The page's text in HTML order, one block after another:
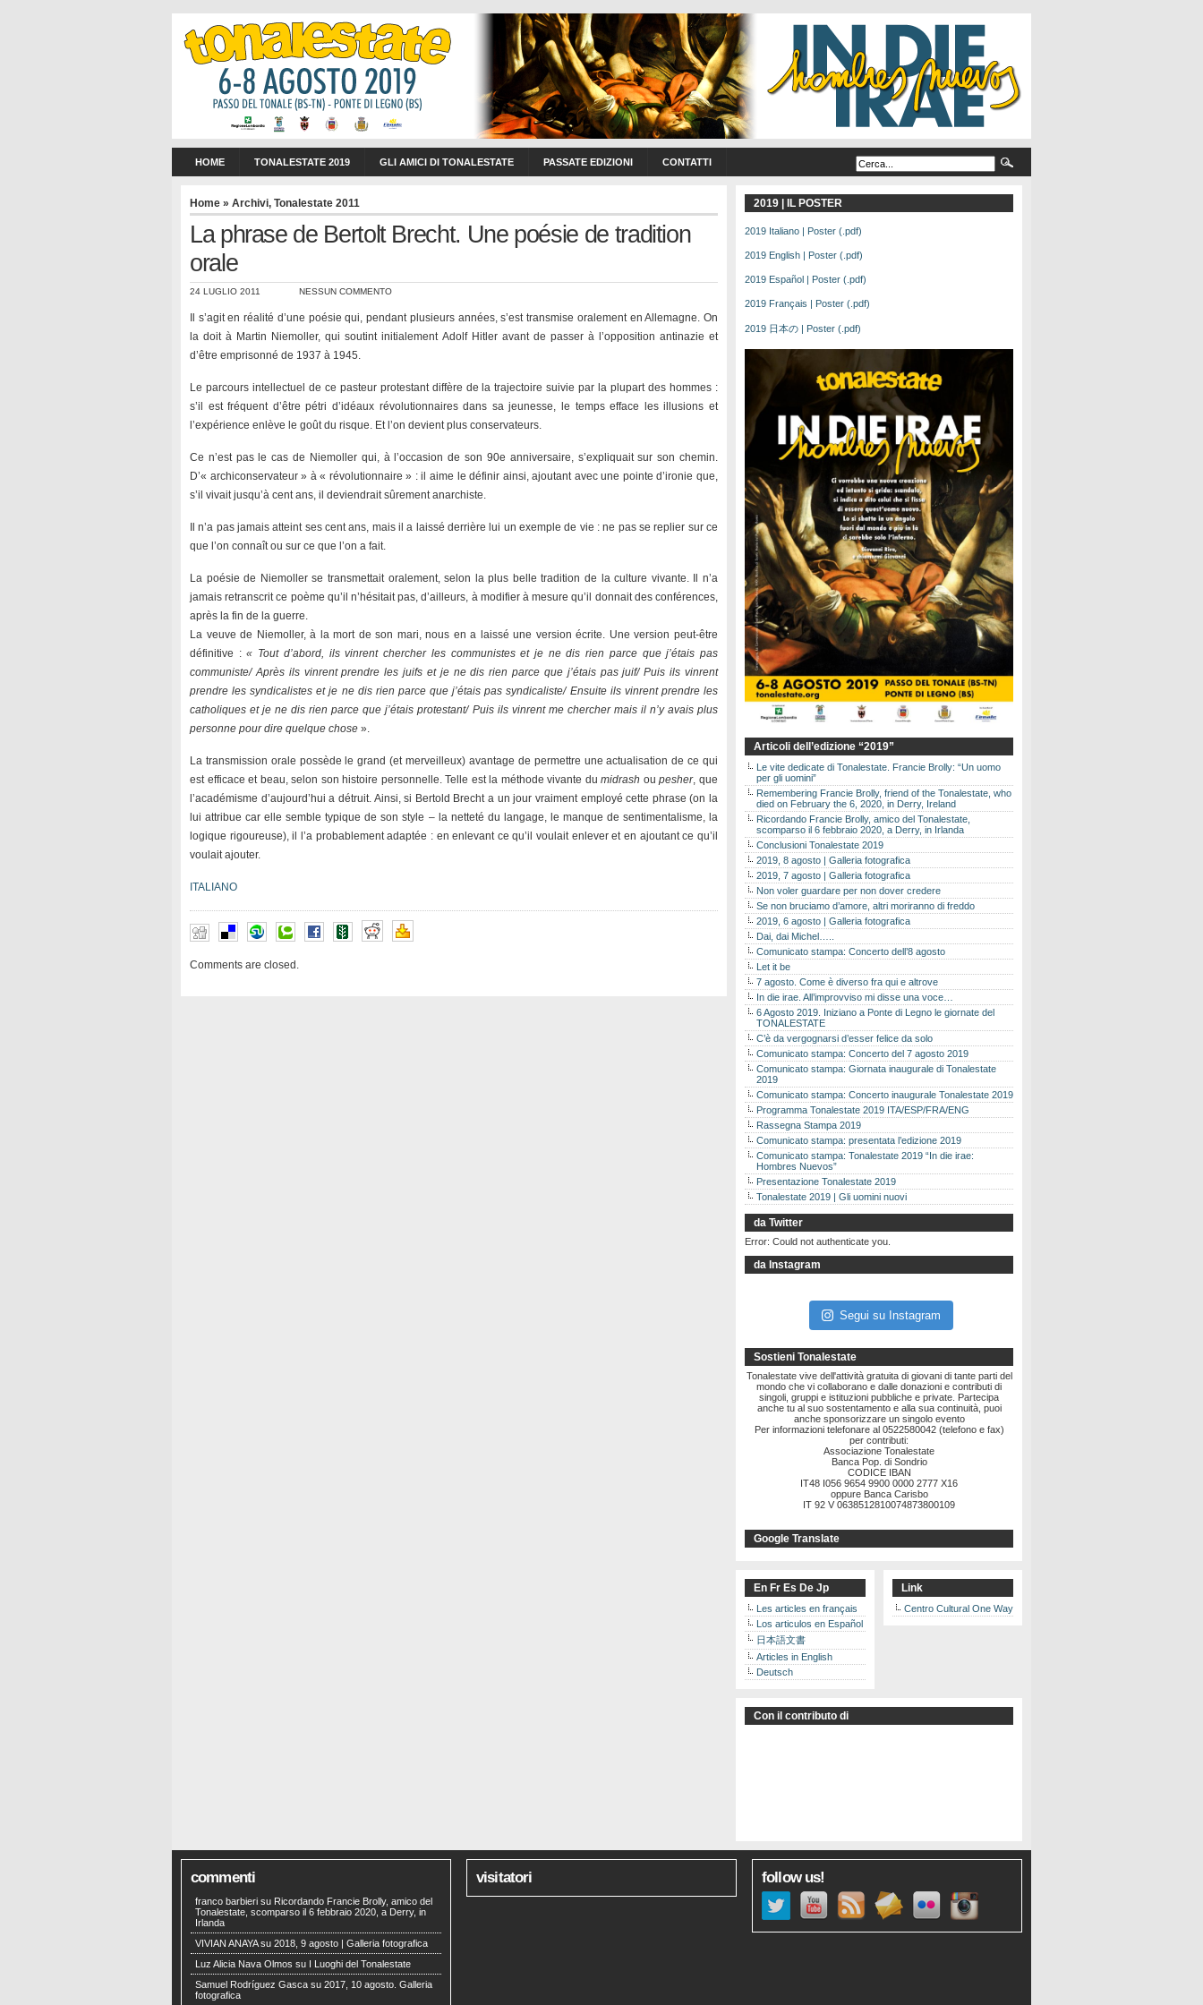
HOME TONALESTATE 2019 GLI AMICI DI TONALESTATE PASSATE EDIZIONI CONTATTI
Home » Archivi, Tonalestate 2011
La phrase de Bertolt Brecht. Une poésie de tradition
orale
24 LUGLIO 2011 NESSUN COMMENTO
Il s’agit en réalité d’une poésie qui, pendant plusieurs années, s’est transmise oralement en Allemagne. On
la doit à Martin Niemoller, qui soutint initialement Adolf Hitler avant de passer à l’opposition antinazie et
d’être emprisonné de 1937 à 1945.
Le parcours intellectuel de ce pasteur protestant diffère de la trajectoire suivie par la plupart des hommes :
s’il est fréquent d’être pétri d’idéaux révolutionnaires dans sa jeunesse, le temps efface les illusions et
l’expérience enlève le goût du risque. Et l’on devient plus conservateurs.
Ce n’est pas le cas de Niemoller qui, à l’occasion de son 90e anniversaire, s’expliquait sur son chemin.
D’« archiconservateur » à « révolutionnaire » : il aime le définir ainsi, ajoutant avec une pointe d’ironie que,
s’il vivait jusqu’à cent ans, il deviendrait sûrement anarchiste.
Il n’a pas jamais atteint ses cent ans, mais il a laissé derrière lui un exemple de vie : ne pas se replier sur ce
que l’on connaît ou sur ce que l’on a fait.
La poésie de Niemoller se transmettait oralement, selon la plus belle tradition de la culture vivante. Il n’a
jamais retranscrit ce poème qu’il n’hésitait pas, d’ailleurs, à modifier à mesure qu’il donnait des conférences,
après la fin de la guerre.
La veuve de Niemoller, à la mort de son mari, nous en a laissé une version écrite. Une version peut-être
définitive :« Tout d’abord, ils vinrent chercher les communistes et je ne dis rien parce que j’étais pas
communiste/ Après ils vinrent prendre les juifs et je ne dis rien parce que j’étais pas juif/ Puis ils vinrent
prendre les syndicalistes et je ne dis rien parce que j’étais pas syndicaliste/ Ensuite ils vinrent prendre les
catholiques et je ne dis rien parce que j’étais protestant/ Puis ils vinrent me chercher mais il n’y avais plus
personne pour dire quelque chose ».
La transmission orale possède le grand (et merveilleux) avantage de permettre une actualisation de ce qui
est efficace et beau, selon son histoire personnelle. Telle est la méthode vivante dumidrash oupesher, que
l’académisme d’aujourd’hui a détruit. Ainsi, si Bertold Brecht a un jour vraiment employé cette phrase (on la
lui attribue car elle semble typique de son style – la netteté du langage, le manque de sentimentalisme, la
logique rigoureuse), il l’a probablement adaptée : en enlevant ce qu’il voulait enlever et en ajoutant ce qu’il
voulait ajouter.
ITALIANO
Comments are closed.
2019 | IL POSTER
2019 Italiano | Poster (.pdf)
2019 English | Poster (.pdf)
2019 Español | Poster (.pdf)
2019 Français | Poster (.pdf)
2019 日本の | Poster (.pdf)
Articoli dell’edizione “2019”
Le vite dedicate di Tonalestate. Francie Brolly: “Un uomo
per gli uomini”
Remembering Francie Brolly, friend of the Tonalestate, who
died on February the 6, 2020, in Derry, Ireland
Ricordando Francie Brolly, amico del Tonalestate,
scomparso il 6 febbraio 2020, a Derry, in Irlanda
Conclusioni Tonalestate 2019
2019, 8 agosto | Galleria fotografica
2019, 7 agosto | Galleria fotografica
Non voler guardare per non dover credere
Se non bruciamo d’amore, altri moriranno di freddo
2019, 6 agosto | Galleria fotografica
Dai, dai Michel…..
Comunicato stampa: Concerto dell’8 agosto
Let it be
7 agosto. Come è diverso fra qui e altrove
In die irae. All’improvviso mi disse una voce…
6 Agosto 2019. Iniziano a Ponte di Legno le giornate del
TONALESTATE
C’è da vergognarsi d’esser felice da solo
Comunicato stampa: Concerto del 7 agosto 2019
Comunicato stampa: Giornata inaugurale di Tonalestate
2019
Comunicato stampa: Concerto inaugurale Tonalestate 2019
Programma Tonalestate 2019 ITA/ESP/FRA/ENG
Rassegna Stampa 2019
Comunicato stampa: presentata l’edizione 2019
Comunicato stampa: Tonalestate 2019 “In die irae:
Hombres Nuevos”
Presentazione Tonalestate 2019
Tonalestate 2019 | Gli uomini nuovi
da Twitter
Error: Could not authenticate you.
da Instagram
Segui su Instagram
Sostieni Tonalestate
Tonalestate vive dell'attività gratuita di giovani di tante parti del
mondo che vi collaborano e dalle donazioni e contributi di
singoli, gruppi e istituzioni pubbliche e private. Partecipa
anche tu al suo sostentamento e alla sua continuità, puoi
anche sponsorizzare un singolo evento
Per informazioni telefonare al 0522580042 (telefono e fax)
per contributi:
Associazione Tonalestate
Banca Pop. di Sondrio
CODICE IBAN
IT48 I056 9654 9900 0000 2777 X16
oppure Banca Carisbo
IT 92 V 0638512810074873800109
Google Translate
En Fr Es De Jp
Les articles en français
Los articulos en Español
日本語文書
Articles in English
Deutsch
Link
Centro Cultural One Way
Con il contributo di
commenti
franco barbieri su Ricordando Francie Brolly, amico del
Tonalestate, scomparso il 6 febbraio 2020, a Derry, in
Irlanda
VIVIAN ANAYAsu 2018, 9 agosto | Galleria fotografica
Luz Alicia Nava Olmos su
I Luoghi del Tonalestate
Samuel Rodríguez Gasca su 2017, 10 agosto. Galleria
fotografica
visitatori follow us!